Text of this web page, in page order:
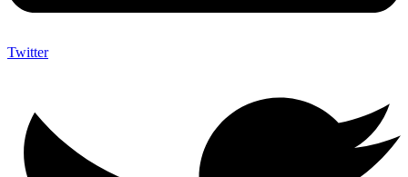
Twitter